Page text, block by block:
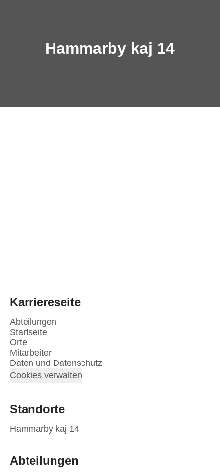
Hammarby kaj 14
Karriereseite
Abteilungen
Startseite
Orte
Mitarbeiter
Daten und Datenschutz
Cookies verwalten
Standorte
Hammarby kaj 14
Abteilungen